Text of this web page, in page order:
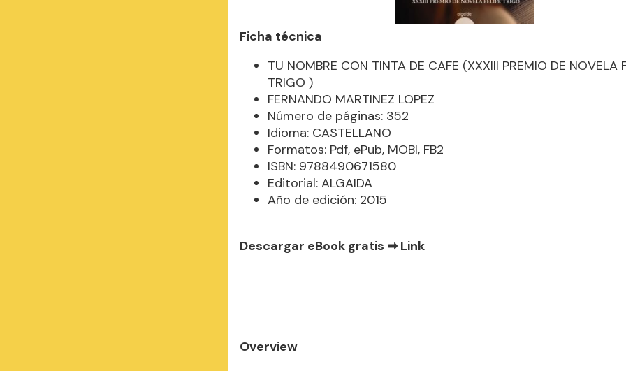
Ficha técnica
TU NOMBRE CON TINTA DE CAFE (XXXIII PREMIO DE NOVELA
TRIGO )
FERNANDO MARTINEZ LOPEZ
Número de páginas: 352
Idioma: CASTELLANO
Formatos: Pdf, ePub, MOBI, FB2
ISBN: 9788490671580
Editorial: ALGAIDA
Año de edición: 2015
Descargar eBook gratis ➡Link
Overview